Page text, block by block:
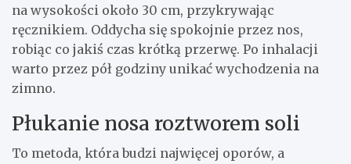
na wysokości około 30 cm, przykrywając
ręcznikiem. Oddycha się spokojnie przez nos,
robiąc co jakiś czas krótką przerwę. Po inhalacji
warto przez pół godziny unikać wychodzenia na
zimno.
Płukanie nosa roztworem soli
To metoda, która budzi najwięcej oporów, a